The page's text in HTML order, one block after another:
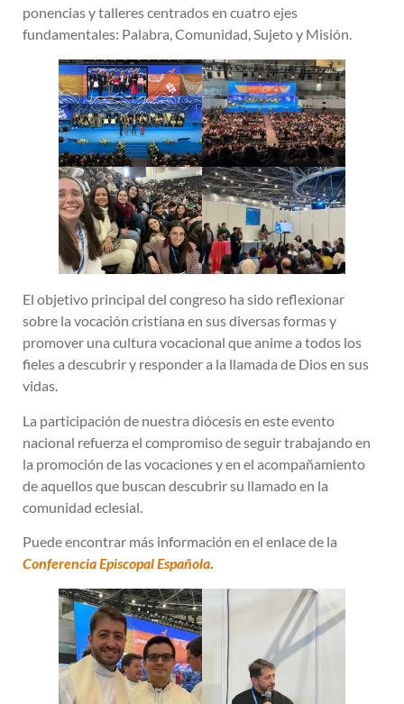
ponencias y talleres centrados en cuatro ejes
fundamentales: Palabra, Comunidad, Sujeto y Misión.
El objetivo principal del congreso ha sido reflexionar
sobre la vocación cristiana en sus diversas formas y
promover una cultura vocacional que anime a todos los
fieles a descubrir y responder a la llamada de Dios en sus
vidas.
La participación de nuestra diócesis en este evento
nacional refuerza el compromiso de seguir trabajando en
la promoción de las vocaciones y en el acompañamiento
de aquellos que buscan descubrir su llamado en la
comunidad eclesial.
Puede encontrar más información en el enlace de la
Conferencia Episcopal Española.